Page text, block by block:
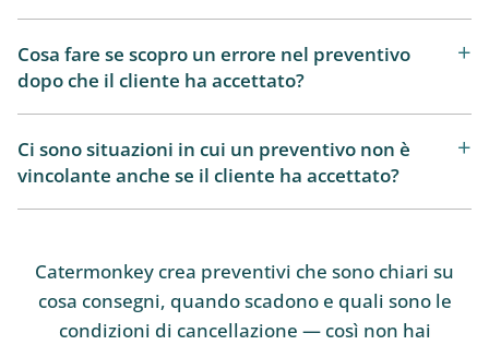
Cosa fare se scopro un errore nel preventivo
dopo che il cliente ha accettato?
Ci sono situazioni in cui un preventivo non è
vincolante anche se il cliente ha accettato?
Catermonkey crea preventivi che sono chiari su
cosa consegni, quando scadono e quali sono le
condizioni di cancellazione — così non hai